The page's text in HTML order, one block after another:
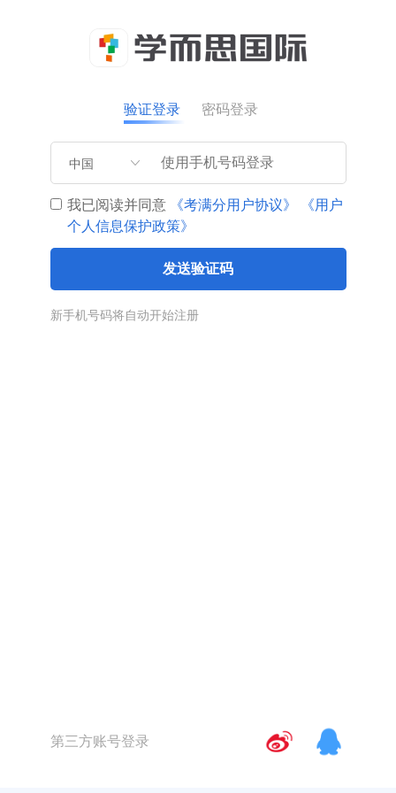
验证登录 密码登录
中国
我已阅读并同意 《考满分用户协议》
《用户
个人信息保护政策》
发送验证码
新手机号码将自动开始注册
第三方账号登录